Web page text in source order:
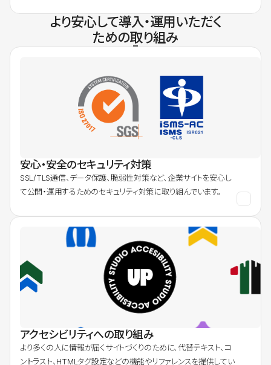
より安心して導入・運用いただく
ための取り組み
安心・安全のセキュリティ対策
SSL/TLS通信、データ保護、脆弱性対策など、企業サイトを安心し
て公開・運用するためのセキュリティ対策に取り組んでいます。
アクセシビリティへの取り組み
より多くの人に情報が届くサイトづくりのために、代替テキスト、コ
ントラスト、HTMLタグ設定などの機能やリファレンスを提供してい